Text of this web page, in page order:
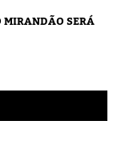
SERÁ